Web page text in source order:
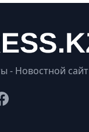
- Новостной сайт